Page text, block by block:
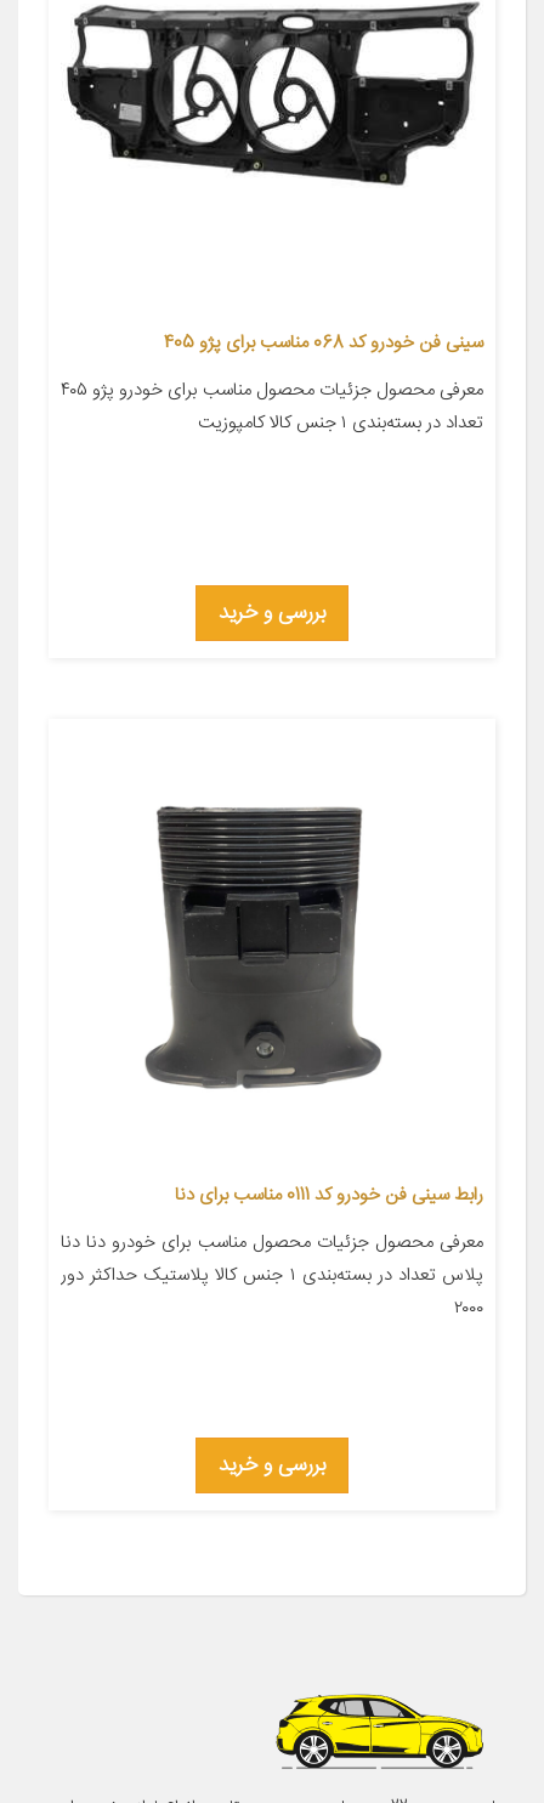
سینی فن خودرو کد 068 مناسب برای پژو 405
معرفی محصول جزئیات محصول مناسب برای خودرو پژو ۴۰۵
تعداد در بسته‌بندی ۱ جنس کالا کامپوزیت
بررسی و خرید
رابط سینی فن خودرو کد 0111 مناسب برای دنا
معرفی محصول جزئیات محصول مناسب برای خودرو دنا دنا
پلاس تعداد در بسته‌بندی ۱ جنس کالا پلاستیک حداکثر دور
۲۰۰۰
بررسی و خرید